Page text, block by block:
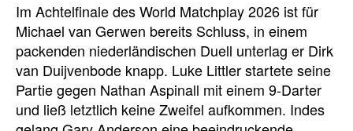
Im Achtelfinale des World Matchplay 2026 ist für
Michael van Gerwen bereits Schluss, in einem
packenden niederländischen Duell unterlag er Dirk
van Duijvenbode knapp. Luke Littler startete seine
Partie gegen Nathan Aspinall mit einem 9-Darter
und ließ letztlich keine Zweifel aufkommen. Indes